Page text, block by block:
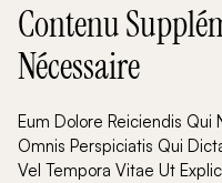
Contenu
Nécessaire
Eum Dolore Reiciendis Qui
Omnis Perspiciatis Qui
Vel Tempora Vitae Ut